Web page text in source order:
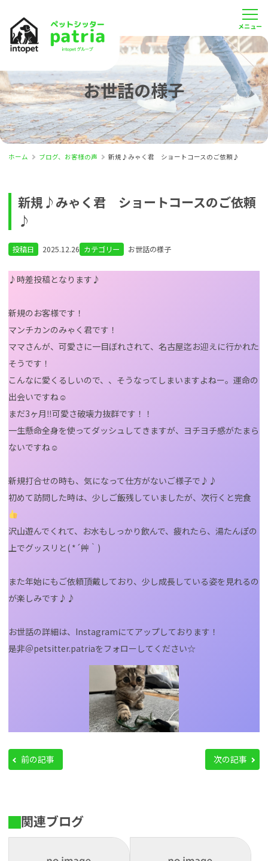
お世話の様子
ホーム ブログ、お客様の声 新規♪みゃく君 ショートコースのご依頼♪
新規♪みゃく君 ショートコースのご依頼
♪
投稿日 2025.12.26 カテゴリー お世話の様子
♪時差投稿となります♪
新規のお客様です！
マンチカンのみゃく君です！
ママさんが、可愛さに一目ぼれされて、名古屋迄お迎えに行かれた
そうです！
こんなに愛くるしいので、、そうなってしまいますよねー。運命の
出会いですね☺
まだ3ヶ月‼可愛さ破壊力抜群です！！
一生懸命全身を使ってダッシュしてきますが、ヨチヨチ感がたまら
ないですね☺
新規打合せの時も、気になって仕方がないご様子で♪♪
初めて訪問した時は、少しご飯残していましたが、次行くと完食
沢山遊んでくれて、お水もしっかり飲んで、疲れたら、湯たんぽの
上でグッスリと( *´艸｀)
また年始にもご依頼頂戴しており、少し成長している姿を見れるの
が楽しみです♪♪
お世話の詳細は、Instagramにてアップしております！
是非＠petsitter.patriaをフォローしてください☆
前の記事 次の記事
関連ブログ